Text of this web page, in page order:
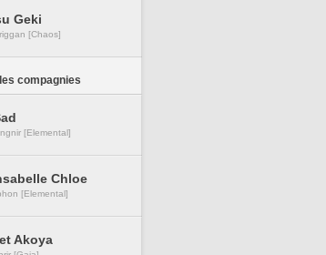
Geki
[Chaos]
compagnies
[Elemental]
Chloe
[Elemental]
Akoya